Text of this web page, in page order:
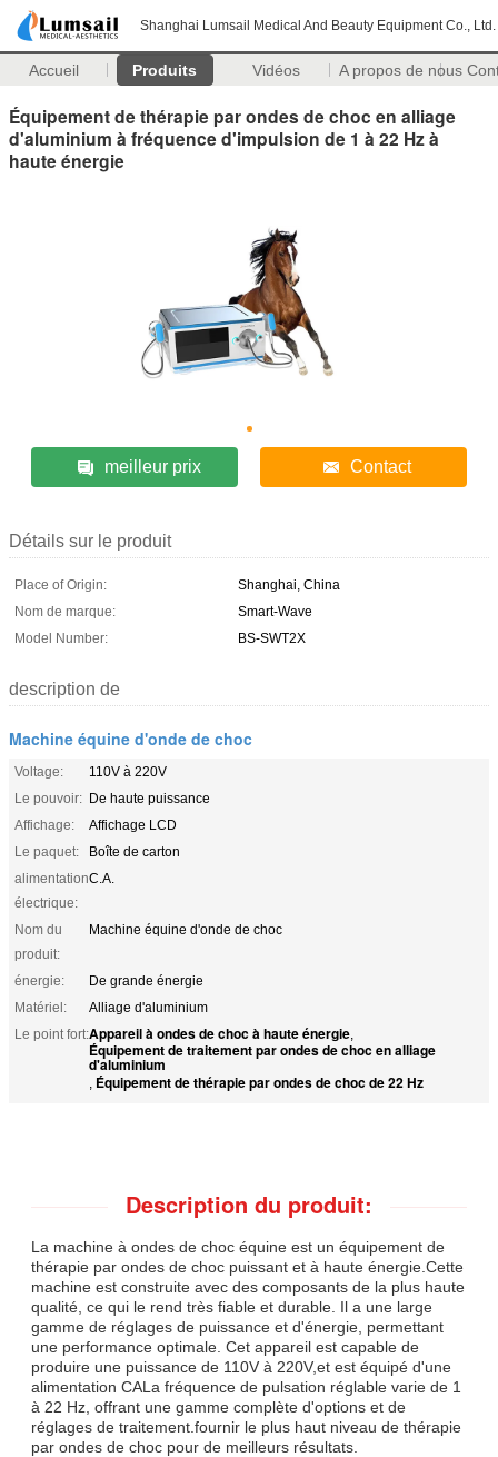
Shanghai Lumsail Medical And Beauty Equipment Co., Ltd.
Accueil Produits Vidéos A propos de nous
Équipement de thérapie par ondes de choc en alliage
d'aluminium à fréquence d'impulsion de 1 à 22 Hz à
haute énergie
meilleur prix Contact
Détails sur le produit
Place of Origin:
Shanghai, China
Nom de marque:
Smart-Wave
Model Number:
BS-SWT2X
description de
Machine équine d'onde de choc
Voltage:
110V à 220V
Le pouvoir: De haute puissance
Affichage:
Affichage LCD
Le paquet:
Boîte de carton
alimentation
électrique:
C.A.
Nom du
produit:
Machine équine d'onde de choc
énergie:
De grande énergie
Matériel:
Alliage d'aluminium
Le point fort:Appareil à ondes de choc à haute énergie,
Équipement de traitement par ondes de choc en alliage
d'aluminium
, Équipement de thérapie par ondes de choc de 22 Hz
Description du produit:
La machine à ondes de choc équine est un équipement de
thérapie par ondes de choc puissant et à haute énergie.Cette
machine est construite avec des composants de la plus haute
qualité, ce qui le rend très fiable et durable. Il a une large
gamme de réglages de puissance et d'énergie, permettant
une performance optimale. Cet appareil est capable de
produire une puissance de 110V à 220V,et est équipé d'une
alimentation CALa fréquence de pulsation réglable varie de 1
à 22 Hz, offrant une gamme complète d'options et de
réglages de traitement.fournir le plus haut niveau de thérapie
par ondes de choc pour de meilleurs résultats.